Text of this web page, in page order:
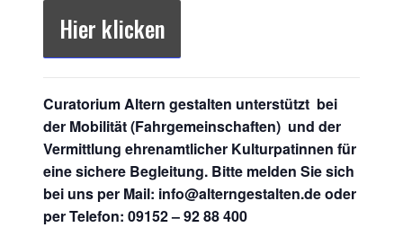
Hier klicken
Curatorium Altern gestalten unterstützt bei
der Mobilität (Fahrgemeinschaften) und der
Vermittlung ehrenamtlicher Kulturpatinnen für
eine sichere Begleitung. Bitte melden Sie sich
bei uns per Mail: info@alterngestalten.de oder
per Telefon: 09152 – 92 88 400